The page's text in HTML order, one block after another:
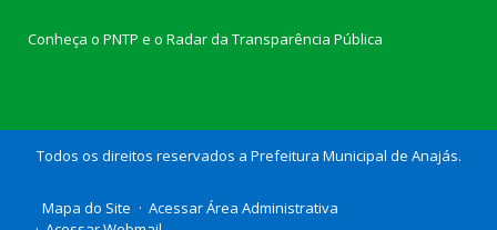
Conheça o PNTP e o Radar da Transparência Pública
Todos os direitos reservados a Prefeitura Municipal de Anajás.
Mapa do Site
Acessar Área Administrativa